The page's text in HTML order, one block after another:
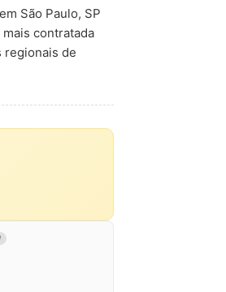
em São Paulo, SP
mais contratada
de